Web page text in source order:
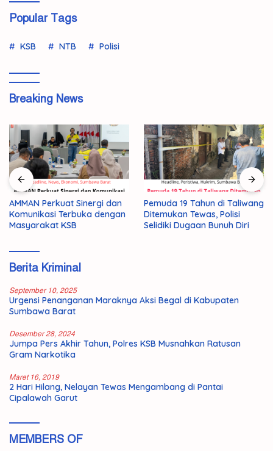
Popular Tags
KSB NTB Polisi
Breaking News
AMMAN Perkuat Sinergi dan
Komunikasi Terbuka dengan
Masyarakat KSB
Pemuda 19 Tahun di Taliwang
Ditemukan Tewas, Polisi
Selidiki Dugaan Bunuh Diri
Berita Kriminal
September 10, 2025
Urgensi Penanganan Maraknya Aksi Begal di Kabupaten
Sumbawa Barat
Desember 28, 2024
Jumpa Pers Akhir Tahun, Polres KSB Musnahkan Ratusan
Gram Narkotika
Maret 16, 2019
2 Hari Hilang, Nelayan Tewas Mengambang di Pantai
Cipalawah Garut
MEMBERS OF